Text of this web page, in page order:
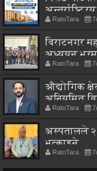
देशका विज्ञ
RatoTara
विराटनगर
अध्ययन
छलफल
RatoTara
औद्योगिक
अनियमित
RatoTara
अस्पतालले
भत्काइने
RatoTara